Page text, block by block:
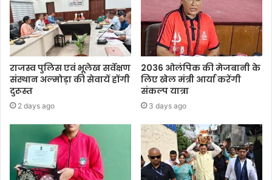
राजस्व पुलिस एवं भूलेख सर्वेक्षण
संस्थान अल्मोड़ा की सेवायें होंगी
दुरूस्त
2 days ago
2036 ओलंपिक की मेजबानी के
लिए खेल मंत्री आर्या करेंगी
संकल्प यात्रा
3 days ago